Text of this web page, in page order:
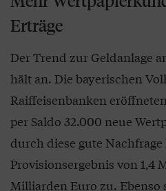
Erträge
Der Trend zur Geldanlage
hält an. Die bayerischen
Raiffeisenbanken
per Saldo 32.000 neue
durch diese gute Nachfrage
Provisionsergebnis von 1,4
Milliarden Euro zu. Ebenso